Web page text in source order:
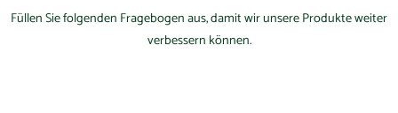
Füllen Sie folgenden Fragebogen aus, damit wir unsere Produkte weiter
verbessern können.